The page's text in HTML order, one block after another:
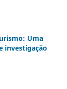
Uma
investigação